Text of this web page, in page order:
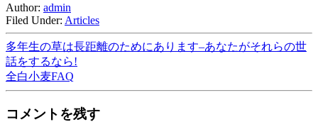
Author: admin
Filed Under: Articles
多年生の草は長距離のためにあります–あなたがそれらの世
話をするなら!
全白小麦FAQ
コメントを残す